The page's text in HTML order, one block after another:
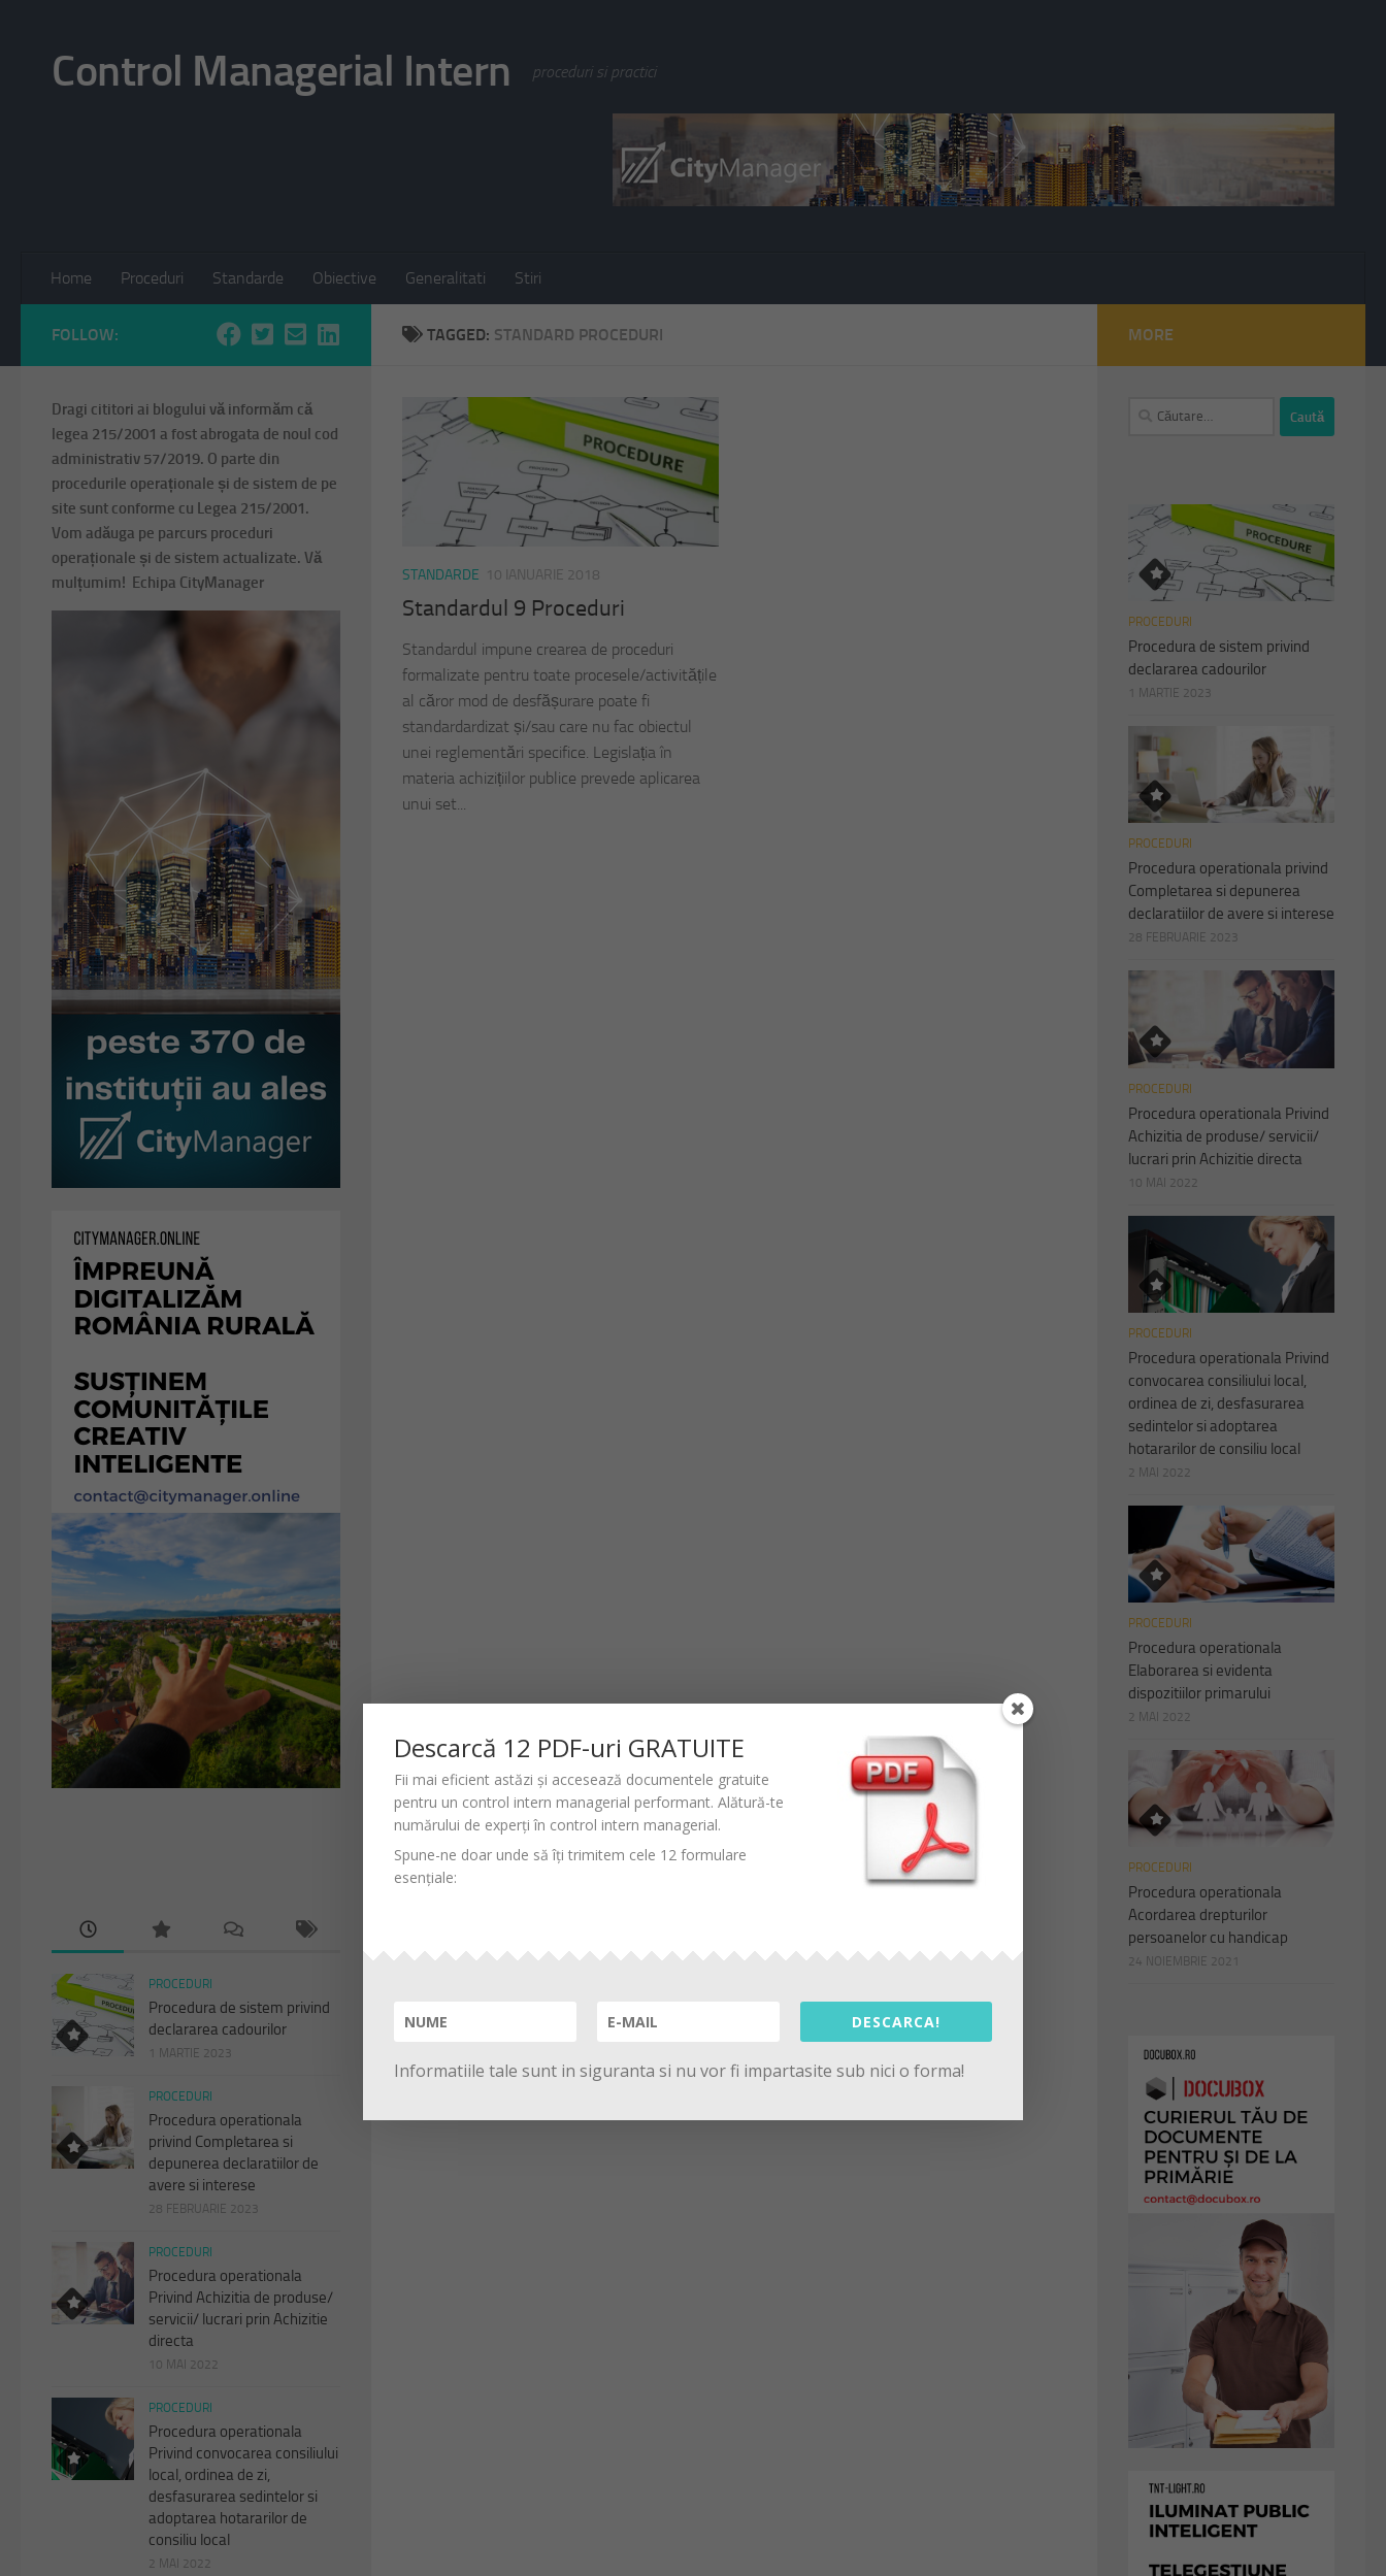
Control Managerial Intern proceduri si practici
Home Proceduri Standarde Obiective Generalitati Stiri
TAGGED: STANDARD PROCEDURI
STANDARDE 10 IANUARIE 2018
Standardul 9 Proceduri
Standardul impune crearea de proceduri
formalizate pentru toate procesele/activitățile
al căror mod de desfășurare poate fi
standardardizat și/sau care nu fac obiectul
unei reglementări specifice. Legislația în
materia achizițiilor publice prevede aplicarea
unui set...
FOLLOW:
Dragi cititori ai blogului vă informăm că
legea 215/2001 a fost abrogata de noul cod
administrativ 57/2019. O parte din
procedurile operaționale și de sistem de pe
site sunt conforme cu Legea 215/2001.
Vom adăuga pe parcurs proceduri
operaționale și de sistem actualizate. Vă
mulțumim! Echipa CityManager
PROCEDURI
Procedura de sistem privind
declararea cadourilor
1 MARTIE 2023
PROCEDURI
Procedura operationala
privind Completarea si
depunerea declaratiilor de
avere si interese
28 FEBRUARIE 2023
PROCEDURI
Procedura operationala
Privind Achizitia de produse/
servicii/ lucrari prin Achizitie
directa
10 MAI 2022
PROCEDURI
Procedura operationala
Privind convocarea consiliului
local, ordinea de zi,
desfasurarea sedintelor si
adoptarea hotararilor de
consiliu local
2 MAI 2022
MORE
Caută
PROCEDURI
Procedura de sistem privind
declararea cadourilor
1 MARTIE 2023
PROCEDURI
Procedura operationala privind
Completarea si depunerea
declaratiilor de avere si interese
28 FEBRUARIE 2023
PROCEDURI
Procedura operationala Privind
Achizitia de produse/ servicii/
lucrari prin Achizitie directa
10 MAI 2022
PROCEDURI
Procedura operationala Privind
convocarea consiliului local,
ordinea de zi, desfasurarea
sedintelor si adoptarea
hotararilor de consiliu local
2 MAI 2022
PROCEDURI
Procedura operationala
Elaborarea si evidenta
dispozitiilor primarului
2 MAI 2022
PROCEDURI
Procedura operationala
Acordarea drepturilor
persoanelor cu handicap
24 NOIEMBRIE 2021
Descarcă 12 PDF-uri GRATUITE
Fii mai eficient astăzi și accesează documentele gratuite
pentru un control intern managerial performant. Alătură-te
numărului de experți în control intern managerial.
Spune-ne doar unde să îți trimitem cele 12 formulare
esențiale:
DESCARCA!
Informatiile tale sunt in siguranta si nu vor fi impartasite sub nici o forma!